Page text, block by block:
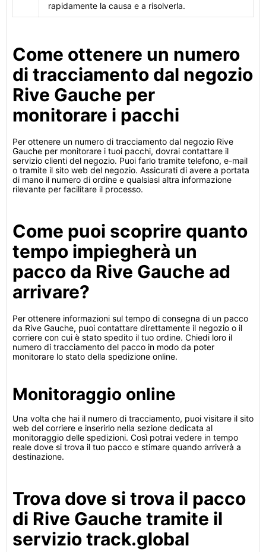
rapidamente la causa e a risolverla.
Come ottenere un numero
di tracciamento dal negozio
Rive Gauche per
monitorare i pacchi
Per ottenere un numero di tracciamento dal negozio Rive
Gauche per monitorare i tuoi pacchi, dovrai contattare il
servizio clienti del negozio. Puoi farlo tramite telefono, e-mail
o tramite il sito web del negozio. Assicurati di avere a portata
di mano il numero di ordine e qualsiasi altra informazione
rilevante per facilitare il processo.
Come puoi scoprire quanto
tempo impiegherà un
pacco da Rive Gauche ad
arrivare?
Per ottenere informazioni sul tempo di consegna di un pacco
da Rive Gauche, puoi contattare direttamente il negozio o il
corriere con cui è stato spedito il tuo ordine. Chiedi loro il
numero di tracciamento del pacco in modo da poter
monitorare lo stato della spedizione online.
Monitoraggio online
Una volta che hai il numero di tracciamento, puoi visitare il sito
web del corriere e inserirlo nella sezione dedicata al
monitoraggio delle spedizioni. Così potrai vedere in tempo
reale dove si trova il tuo pacco e stimare quando arriverà a
destinazione.
Trova dove si trova il pacco
di Rive Gauche tramite il
servizio track.global